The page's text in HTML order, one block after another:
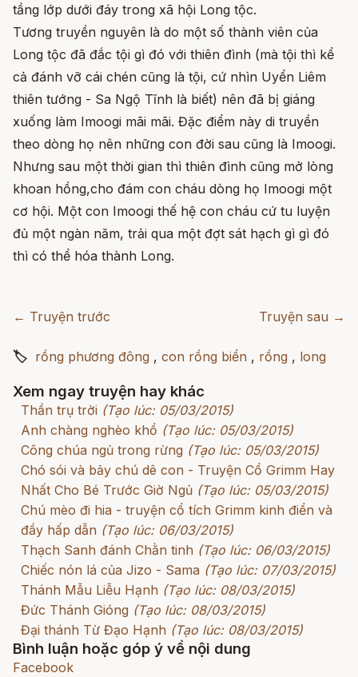
tầng lớp dưới đáy trong xã hội Long tộc.
Tương truyền nguyên là do một số thành viên của
Long tộc đã đắc tội gì đó với thiên đình (mà tội thì kể
cả đánh vỡ cái chén cũng là tội, cứ nhìn Uyển Liêm
thiên tướng - Sa Ngộ Tĩnh là biết) nên đã bị giáng
xuống làm Imoogi mãi mãi. Đặc điểm này di truyền
theo dòng họ nên những con đời sau cũng là Imoogi.
Nhưng sau một thời gian thì thiên đình cũng mở lòng
khoan hồng,cho đám con cháu dòng họ Imoogi một
cơ hội. Một con Imoogi thế hệ con cháu cứ tu luyện
đủ một ngàn năm, trải qua một đợt sát hạch gì gì đó
thì có thể hóa thành Long.
← Truyện trước Truyện sau →
🏷 rồng phương đông , con rồng biển , rồng , long
Xem ngay truyện hay khác
Thần trụ trời (Tạo lúc: 05/03/2015)
Anh chàng nghèo khổ (Tạo lúc: 05/03/2015)
Công chúa ngủ trong rừng (Tạo lúc: 05/03/2015)
Chó sói và bảy chú dê con - Truyện Cổ Grimm Hay
Nhất Cho Bé Trước Giờ Ngủ (Tạo lúc: 05/03/2015)
Chú mèo đi hia - truyện cổ tích Grimm kinh điển và
đầy hấp dẫn (Tạo lúc: 06/03/2015)
Thạch Sanh đánh Chằn tinh (Tạo lúc: 06/03/2015)
Chiếc nón lá của Jizo - Sama (Tạo lúc: 07/03/2015)
Thánh Mẫu Liễu Hạnh (Tạo lúc: 08/03/2015)
Đức Thánh Gióng (Tạo lúc: 08/03/2015)
Đại thánh Từ Đạo Hạnh (Tạo lúc: 08/03/2015)
Bình luận hoặc góp ý về nội dung
Facebook